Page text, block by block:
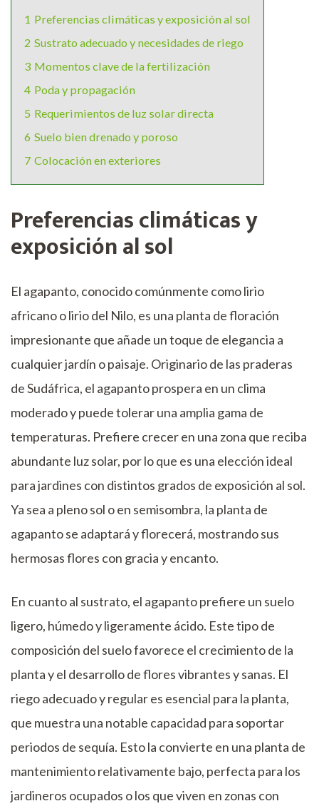
1 Preferencias climáticas y exposición al sol
2 Sustrato adecuado y necesidades de riego
3 Momentos clave de la fertilización
4 Poda y propagación
5 Requerimientos de luz solar directa
6 Suelo bien drenado y poroso
7 Colocación en exteriores
Preferencias climáticas y
exposición al sol
El agapanto, conocido comúnmente como lirio
africano o lirio del Nilo, es una planta de floración
impresionante que añade un toque de elegancia a
cualquier jardín o paisaje. Originario de las praderas
de Sudáfrica, el agapanto prospera en un clima
moderado y puede tolerar una amplia gama de
temperaturas. Prefiere crecer en una zona que reciba
abundante luz solar, por lo que es una elección ideal
para jardines con distintos grados de exposición al sol.
Ya sea a pleno sol o en semisombra, la planta de
agapanto se adaptará y florecerá, mostrando sus
hermosas flores con gracia y encanto.
En cuanto al sustrato, el agapanto prefiere un suelo
ligero, húmedo y ligeramente ácido. Este tipo de
composición del suelo favorece el crecimiento de la
planta y el desarrollo de flores vibrantes y sanas. El
riego adecuado y regular es esencial para la planta,
que muestra una notable capacidad para soportar
periodos de sequía. Esto la convierte en una planta de
mantenimiento relativamente bajo, perfecta para los
jardineros ocupados o los que viven en zonas con